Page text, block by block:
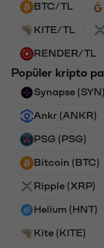
BTC/TL
KITE/TL
RENDER/TL
Popüler kripto
Synapse (SYN)
Ankr (ANKR)
PSG (PSG)
Bitcoin (BTC)
Ripple (XRP)
Helium (HNT)
Kite (KITE)